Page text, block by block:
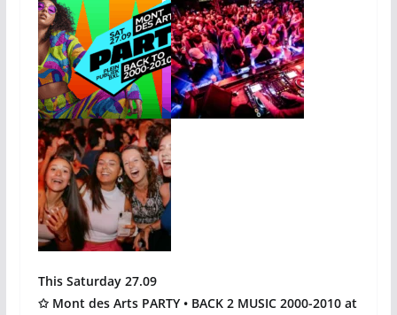
This Saturday 27.09
✩Mont des Arts PARTY •BACK 2 MUSIC 2000-2010 at